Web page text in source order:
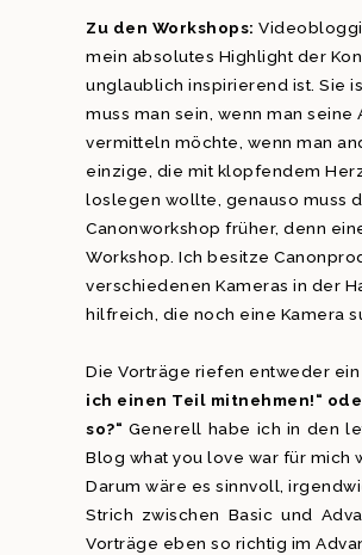
Zu den Workshops:
mein absolutes Highlight der
unglaublich inspirierend ist. Sie
muss man sein, wenn man
vermitteln möchte, wenn man
einzige, die mit klopfendem
loslegen wollte, genauso muss
Canonworkshop früher, denn
Workshop. Ich besitze
verschiedenen Kameras in der
hilfreich, die noch eine Kamera
Die Vorträge riefen entweder ein
ich einen Teil mitnehmen!“
so?“ Generell habe ich in den
Blog what you love war für mich
Darum wäre es sinnvoll,
Strich zwischen Basic und
Vorträge eben so richtig im